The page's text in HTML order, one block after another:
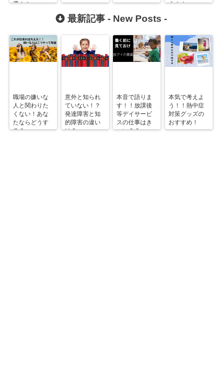
選！！
う！！
最新記事 - New Posts -
職場の嫌いな
人と関わりた
くない！あな
たならどうす
る？
意外と知られ
ていない！？
発達障害と知
的障害の違い
は？
本音で語りま
す！！放課後
等デイサービ
スの仕事はき
つい？？
本気で考えよ
う！！熱中症
対策グッズの
おすすめ！